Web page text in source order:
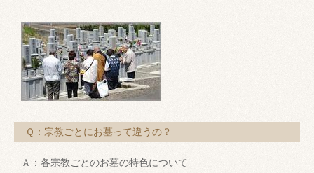
Ｑ：宗教ごとにお墓って違うの？
Ａ：各宗教ごとのお墓の特色について